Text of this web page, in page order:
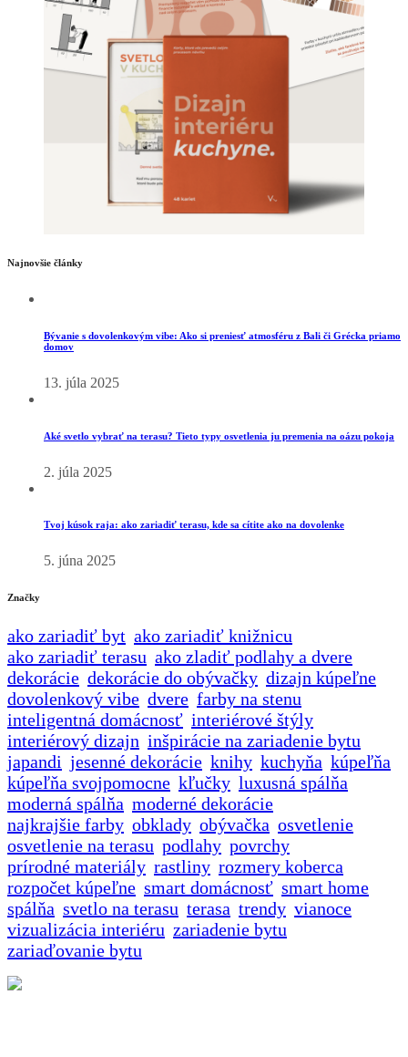
Najnovšie články
Bývanie s dovolenkovým vibe: Ako si preniesť atmosféru z Bali či Grécka priamo
domov
13. júla 2025
Aké svetlo vybrať na terasu? Tieto typy osvetlenia ju premenia na oázu pokoja
2. júla 2025
Tvoj kúsok raja: ako zariadiť terasu, kde sa cítite ako na dovolenke
5. júna 2025
Značky
ako zariadiť byt ako zariadiť knižnicu
ako zariadiť terasu ako zladiť podlahy a dvere
dekorácie dekorácie do obývačky dizajn kúpeľne
dovolenkový vibe dvere farby na stenu
inteligentná domácnosť interiérové štýly
interiérový dizajn inšpirácie na zariadenie bytu
japandi jesenné dekorácie knihy kuchyňa kúpeľňa
kúpeľňa svojpomocne kľučky luxusná spálňa
moderná spálňa moderné dekorácie
najkrajšie farby obklady obývačka osvetlenie
osvetlenie na terasu podlahy povrchy
prírodné materiály rastliny rozmery koberca
rozpočet kúpeľne smart domácnosť smart home
spálňa svetlo na terasu terasa trendy vianoce
vizualizácia interiéru zariadenie bytu
zariaďovanie bytu